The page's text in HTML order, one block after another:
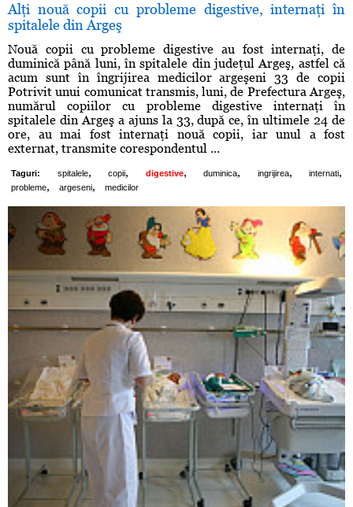
Alţi nouă copii cu probleme digestive, internaţi în
spitalele din Argeş
Nouă copii cu probleme digestive au fost internaţi, de
duminică până luni, în spitalele din judeţul Argeş, astfel că
acum sunt în îngrijirea medicilor argeşeni 33 de copii
Potrivit unui comunicat transmis, luni, de Prefectura Argeş,
numărul copiilor cu probleme digestive internaţi în
spitalele din Argeş a ajuns la 33, după ce, în ultimele 24 de
ore, au mai fost internaţi nouă copii, iar unul a fost
externat, transmite corespondentul ...
Taguri: spitalele, copii, digestive, duminica, ingrijirea, internati,
probleme, argeseni, medicilor